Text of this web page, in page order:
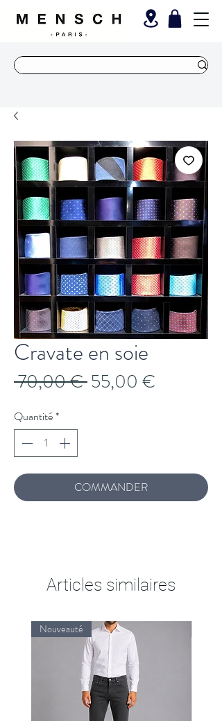
Cravate en soie
70,00 € Prix
55,00 €
Quantité*
COMMANDER
Articles similaires
Nouveauté